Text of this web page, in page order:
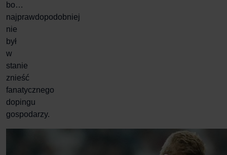
bo…
najprawdopodobniej
nie
był
w
stanie
znieść
fanatycznego
dopingu
gospodarzy.